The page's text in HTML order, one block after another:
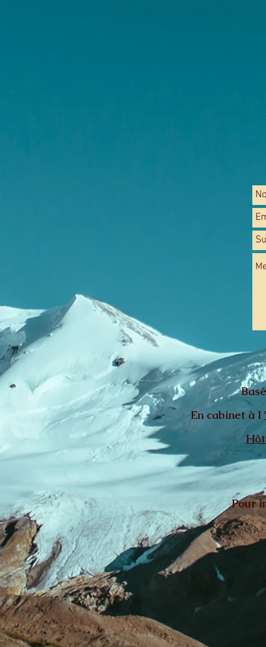
En cabinet à l
Pour